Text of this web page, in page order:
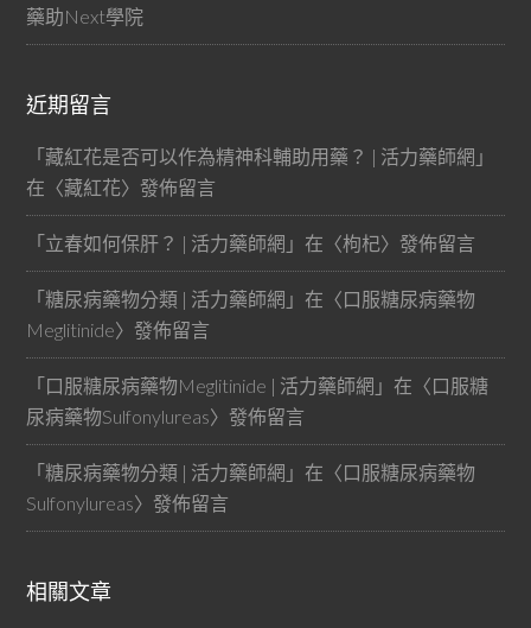
藥助Next學院
近期留言
「藏紅花是否可以作為精神科輔助用藥？ | 活力藥師網 」
在〈藏紅花〉發佈留言
「立春如何保肝？ | 活力藥師網 」在〈枸杞〉發佈留言
「糖尿病藥物分類 | 活力藥師網 」在〈口服糖尿病藥物
Meglitinide〉發佈留言
「口服糖尿病藥物Meglitinide | 活力藥師網 」在〈口服糖
尿病藥物Sulfonylureas〉發佈留言
「糖尿病藥物分類 | 活力藥師網 」在〈口服糖尿病藥物
Sulfonylureas〉發佈留言
相關文章